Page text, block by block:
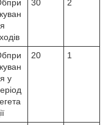
30 2
у
20 1